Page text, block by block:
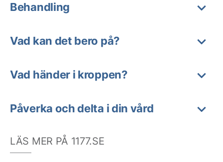
Behandling
Vad kan det bero på?
Vad händer i kroppen?
Påverka och delta i din vård
LÄS MER PÅ 1177.SE